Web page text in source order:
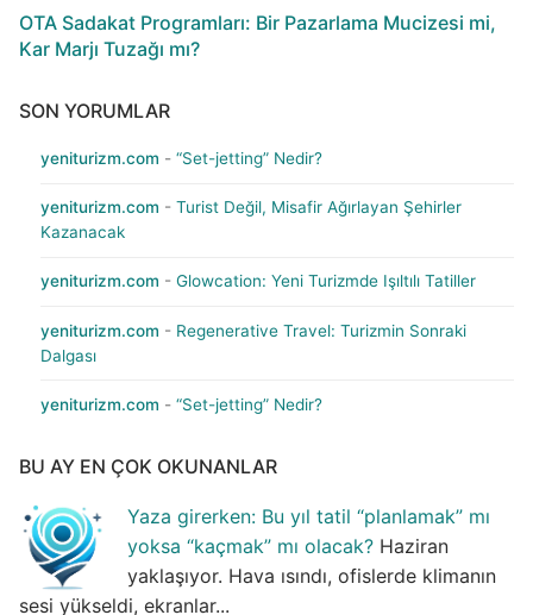
OTA Sadakat Programları: Bir Pazarlama Mucizesi mi,
Kar Marjı Tuzağı mı?
SON YORUMLAR
yeniturizm.com - “Set-jetting” Nedir?
yeniturizm.com - Turist Değil, Misafir Ağırlayan Şehirler
Kazanacak
yeniturizm.com - Glowcation: Yeni Turizmde Işıltılı Tatiller
yeniturizm.com - Regenerative Travel: Turizmin Sonraki
Dalgası
yeniturizm.com - “Set-jetting” Nedir?
BU AY EN ÇOK OKUNANLAR
Yaza girerken: Bu yıl tatil “planlamak” mı
yoksa “kaçmak” mı olacak? Haziran
yaklaşıyor. Hava ısındı, ofislerde klimanın
sesi yükseldi, ekranlar...